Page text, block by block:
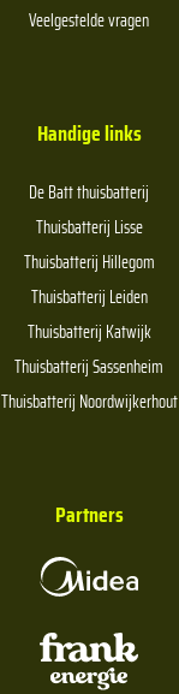
Veelgestelde vragen
Handige links
De Batt thuisbatterij
Thuisbatterij Lisse
Thuisbatterij Hillegom
Thuisbatterij Leiden
Thuisbatterij Katwijk
Thuisbatterij Sassenheim
Thuisbatterij Noordwijkerhout
Partners